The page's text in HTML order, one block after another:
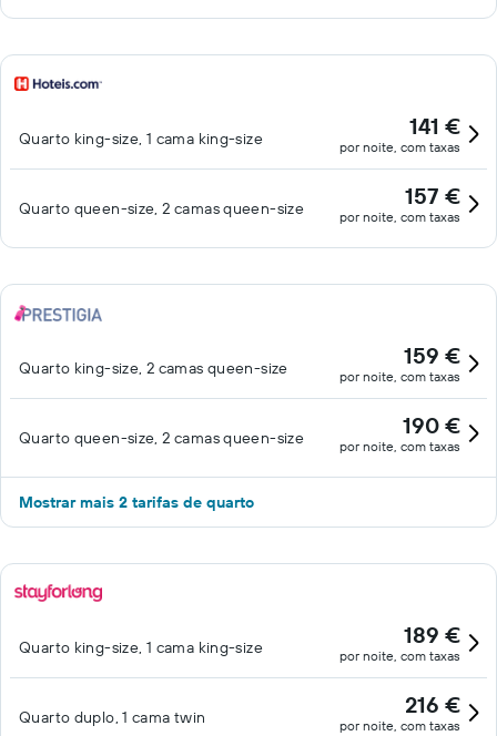
Quarto king-size, 1 cama king-size 141 €
por noite, com taxas
Quarto queen-size, 2 camas queen-size 157 €
por noite, com taxas
Quarto king-size, 2 camas queen-size 159 €
por noite, com taxas
Quarto queen-size, 2 camas queen-size 190 €
por noite, com taxas
Mostrar mais 2 tarifas de quarto
Quarto king-size, 1 cama king-size 189 €
por noite, com taxas
Quarto duplo, 1 cama twin 216 €
por noite, com taxas